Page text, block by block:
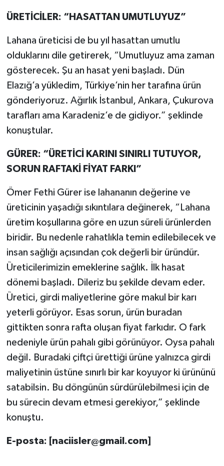
ÜRETİCİLER: “HASATTAN UMUTLUYUZ”
Lahana üreticisi de bu yıl hasattan umutlu
olduklarını dile getirerek, “Umutluyuz ama zaman
gösterecek. Şu an hasat yeni başladı. Dün
Elazığ’a yükledim, Türkiye’nin her tarafına ürün
gönderiyoruz. Ağırlık İstanbul, Ankara, Çukurova
tarafları ama Karadeniz’e de gidiyor.” şeklinde
konuştular.
GÜRER: “ÜRETİCİ KARINI SINIRLI TUTUYOR,
SORUN RAFTAKİ FİYAT FARKI”
Ömer Fethi Gürer ise lahananın değerine ve
üreticinin yaşadığı sıkıntılara değinerek, “Lahana
üretim koşullarına göre en uzun süreli ürünlerden
biridir. Bu nedenle rahatlıkla temin edilebilecek ve
insan sağlığı açısından çok değerli bir üründür.
Üreticilerimizin emeklerine sağlık. İlk hasat
dönemi başladı. Dileriz bu şekilde devam eder.
Üretici, girdi maliyetlerine göre makul bir karı
yeterli görüyor. Esas sorun, ürün buradan
gittikten sonra rafta oluşan fiyat farkıdır. O fark
nedeniyle ürün pahalı gibi görünüyor. Oysa pahalı
değil. Buradaki çiftçi ürettiği ürüne yalnızca girdi
maliyetinin üstüne sınırlı bir kar koyuyor ki ürününü
satabilsin. Bu döngünün sürdürülebilmesi için de
bu sürecin devam etmesi gerekiyor,” şeklinde
konuştu.
E-posta: [naciisler@gmail.com]